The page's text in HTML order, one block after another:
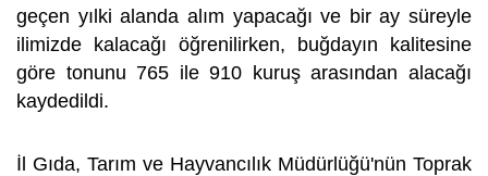
geçen yılki alanda alım yapacağı ve bir ay süreyle
ilimizde kalacağı öğrenilirken, buğdayın kalitesine
göre tonunu 765 ile 910 kuruş arasından alacağı
kaydedildi.
​İl Gıda, Tarım ve Hayvancılık Müdürlüğü'nün Toprak